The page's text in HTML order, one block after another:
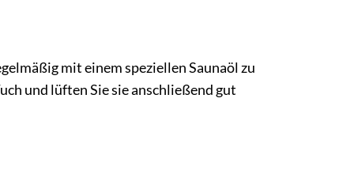
mit einem speziellen Saunaöl zu
und lüften Sie sie anschließend gut